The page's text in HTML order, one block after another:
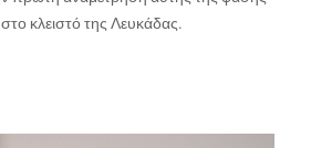
κλειστό της Λευκάδας.